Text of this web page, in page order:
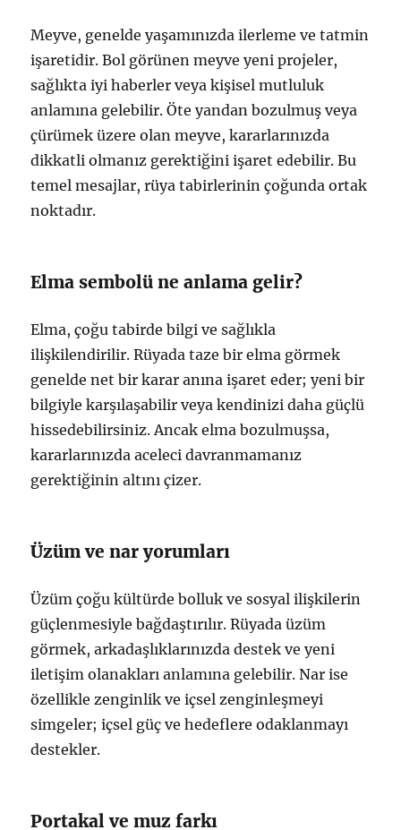
Meyve, genelde yaşamınızda ilerleme ve tatmin
işaretidir. Bol görünen meyve yeni projeler,
sağlıkta iyi haberler veya kişisel mutluluk
anlamına gelebilir. Öte yandan bozulmuş veya
çürümek üzere olan meyve, kararlarınızda
dikkatli olmanız gerektiğini işaret edebilir. Bu
temel mesajlar, rüya tabirlerinin çoğunda ortak
noktadır.
Elma sembolü ne anlama gelir?
Elma, çoğu tabirde bilgi ve sağlıkla
ilişkilendirilir. Rüyada taze bir elma görmek
genelde net bir karar anına işaret eder; yeni bir
bilgiyle karşılaşabilir veya kendinizi daha güçlü
hissedebilirsiniz. Ancak elma bozulmuşsa,
kararlarınızda aceleci davranmamanız
gerektiğinin altını çizer.
Üzüm ve nar yorumları
Üzüm çoğu kültürde bolluk ve sosyal ilişkilerin
güçlenmesiyle bağdaştırılır. Rüyada üzüm
görmek, arkadaşlıklarınızda destek ve yeni
iletişim olanakları anlamına gelebilir. Nar ise
özellikle zenginlik ve içsel zenginleşmeyi
simgeler; içsel güç ve hedeflere odaklanmayı
destekler.
Portakal ve muz farkı